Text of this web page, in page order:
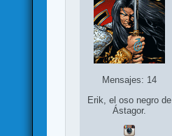
Mensajes: 14
Erik, el oso negro de
Ástagor.